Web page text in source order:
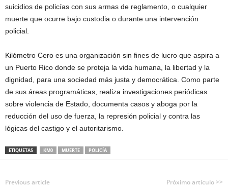
suicidios de policías con sus armas de reglamento, o cualquier
muerte que ocurre bajo custodia o durante una intervención
policial.
Kilómetro Cero es una organización sin fines de lucro que aspira a
un Puerto Rico donde se proteja la vida humana, la libertad y la
dignidad, para una sociedad más justa y democrática. Como parte
de sus áreas programáticas, realiza investigaciones periódicas
sobre violencia de Estado, documenta casos y aboga por la
reducción del uso de fuerza, la represión policial y contra las
lógicas del castigo y el autoritarismo.
ETIQUETAS KM0 MUERTE POLICÍA
Previous article Próximo artículo >>